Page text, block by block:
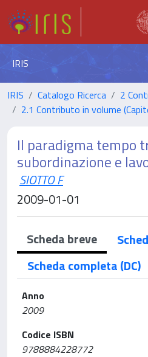
IRIS
IRIS Catalogo Ricerca
2
2.1 Contributo in volume
Il paradigma tempo
subordinazione e
SIOTTO F
2009-01-01
Scheda breve
Scheda completa (DC)
Anno
2009
Codice ISBN
9788884228772